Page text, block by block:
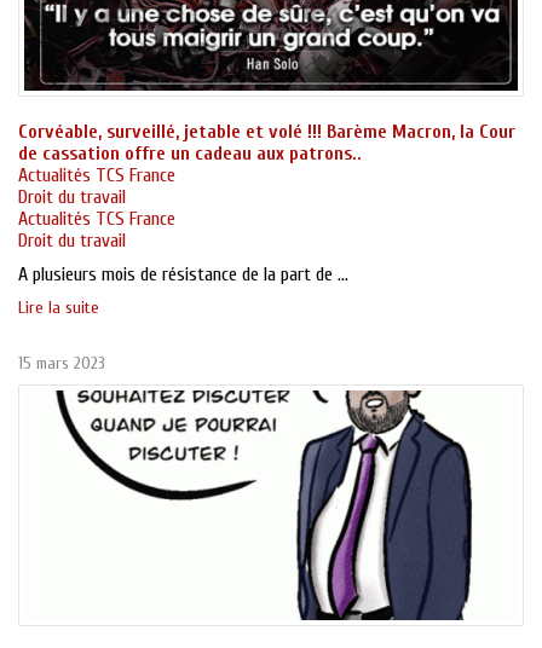
Corvéable, surveillé, jetable et volé !!! Barème Macron, la Cour
de cassation offre un cadeau aux patrons..
Actualités TCS France
Droit du travail
Actualités TCS France
Droit du travail
A plusieurs mois de résistance de la part de ...
Lire la suite
15 mars 2023